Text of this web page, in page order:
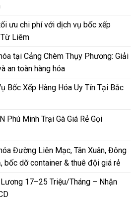
ưu chi phí với dịch vụ bốc xếp
Liêm
tại Cảng Chèm Thụy Phương: Giải
an toàn hàng hóa
Bốc Xếp Hàng Hóa Uy Tín Tại Bắc
Phú Minh Trại Gà Giá Rẻ Gọi
Đường Liên Mạc, Tân Xuân, Đông
bốc dỡ container & thuê đội giá rẻ
17–25 Triệu/Tháng – Nhận